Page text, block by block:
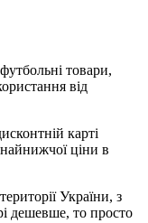
товари,
від
карті
ціни в
України, з
дешевше, то просто